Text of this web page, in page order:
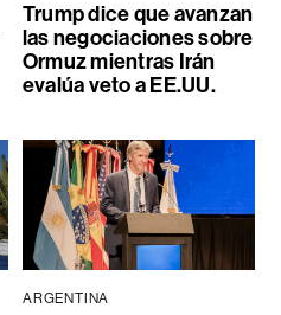
Trump dice que avanzan
las negociaciones sobre
Ormuz mientras Irán
evalúa veto a EE.UU.
ARGENTINA